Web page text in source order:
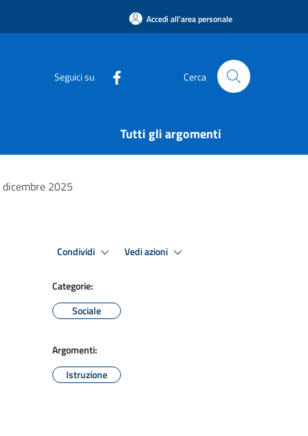
Accedi all'area personale
Seguici su Cerca
Tutti gli argomenti
2025
Condividi Vedi azioni
Categorie:
Sociale
Argomenti:
Istruzione